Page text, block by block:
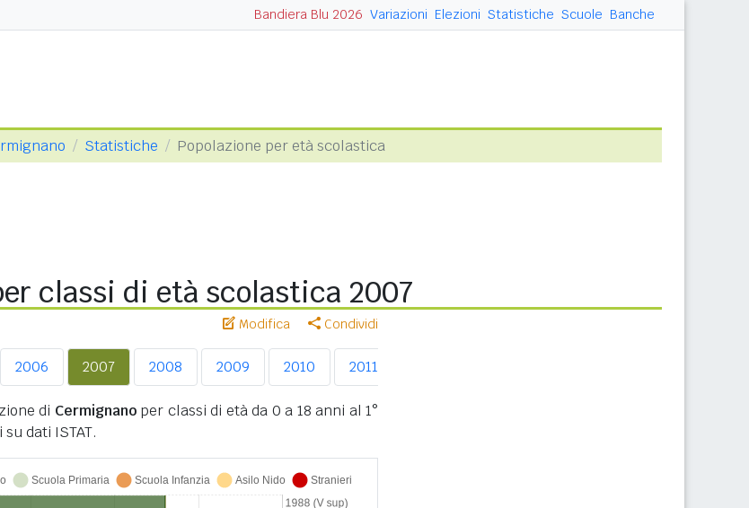
Bandiera Blu 2026 Variazioni Elezioni Statistiche Scuole Banche
Statistiche Popolazione per età scolastica
classi di età scolastica 2007
Modifica Condividi
2006 2007 2008 2009 2010 2011
di Cermignanoper classi di età da 0 a 18 anni al 1°
dati ISTAT.